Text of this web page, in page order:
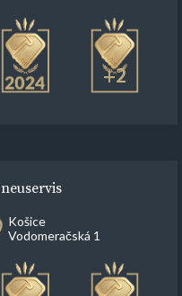
+2
Košice
Vodomeračská 1